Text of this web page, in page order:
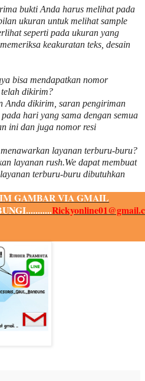
bukti Anda harus melihat pada
ukuran untuk melihatsample
seperti pada ukuran yang
keakuratan teks, desain
bisa mendapatkan nomor
telah dikirim?
Anda dikirim, saran pengiriman
hari yang sama dengan semua
ini dan juga nomorresi
layanan terburu-buru?
layanan rush.We dapat membuat
terburu-buru dibutuhkan
GAMBAR VIA GMAIL